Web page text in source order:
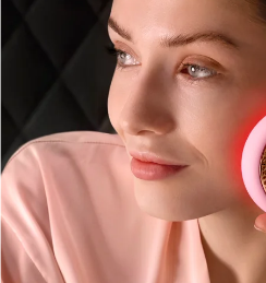
FAQ™ Pure Beauty-Tech
BREAKING NEWS
issa™ Teeth Whitening
Deutsch
Français
Italiano
Polski
Svenska
Türkçe
简体中文